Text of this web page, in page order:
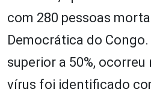
com 280 pessoas
Democrática do
superior a 50%,
vírus foi identificado